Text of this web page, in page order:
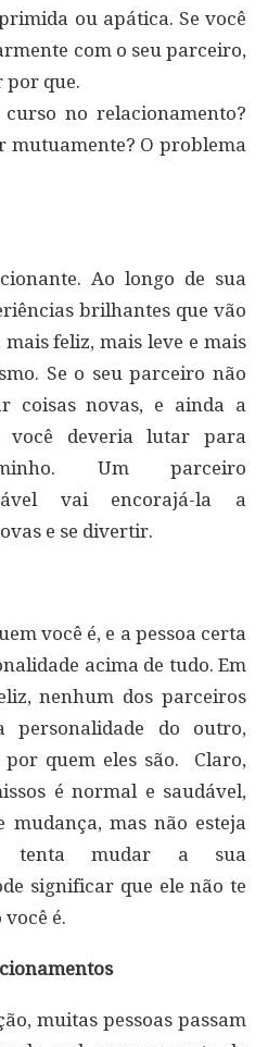
ou apática. Se você
com o seu parceiro,
por que.
no relacionamento?
mutuamente? O problema
Ao longo de sua
brilhantes que vão
feliz, mais leve e mais
Se o seu parceiro não
coisas novas, e ainda a
você deveria lutar para
Um parceiro
vai encorajá-la a
e se divertir.
você é, e a pessoa certa
acima de tudo. Em
nenhum dos parceiros
do outro,
por quem eles são. Claro,
é normal e saudável,
mudança, mas não esteja
tenta mudar a sua
significar que ele não te
é.
muitas pessoas passam